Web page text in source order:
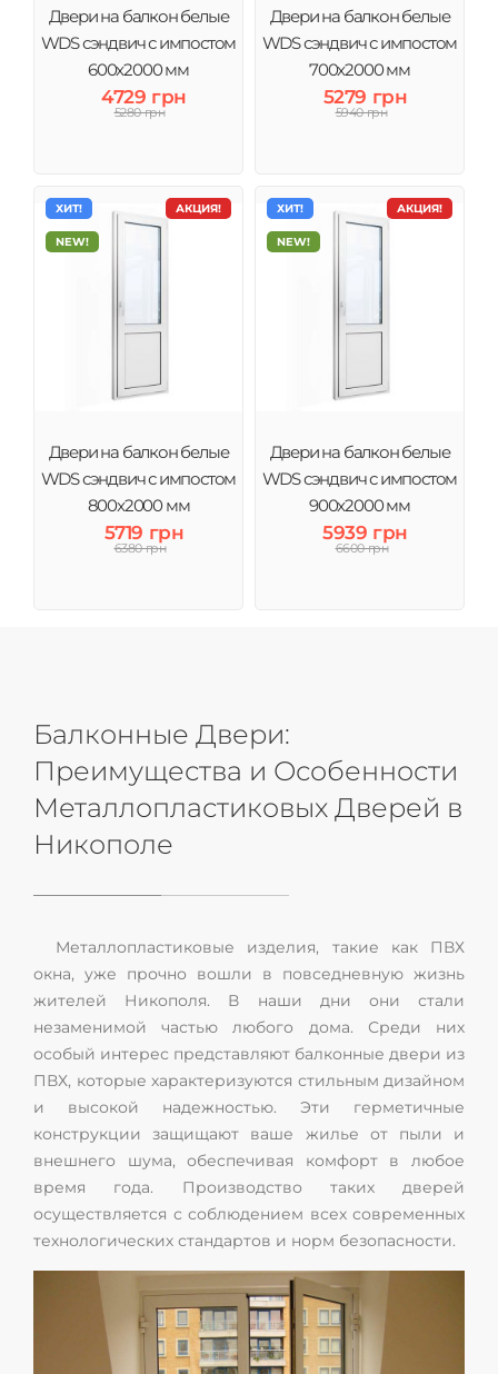
Двери на балкон белые
WDS сэндвич с импостом
600x2000 мм
4729 грн
5280 грн
Двери на балкон белые
WDS сэндвич с импостом
700x2000 мм
5279 грн
5940 грн
АКЦИЯ!
ХИТ!
NEW!
Двери на балкон белые
WDS сэндвич с импостом
800x2000 мм
5719 грн
6380 грн
АКЦИЯ!
ХИТ!
NEW!
Двери на балкон белые
WDS сэндвич с импостом
900x2000 мм
5939 грн
6600 грн
Балконные Двери:
Преимущества и Особенности
Металлопластиковых Дверей в
Никополе
Металлопластиковые изделия, такие как ПВХ
окна, уже прочно вошли в повседневную жизнь
жителей Никополя. В наши дни они стали
незаменимой частью любого дома. Среди них
особый интерес представляют балконные двери из
ПВХ, которые характеризуются стильным дизайном
и высокой надежностью. Эти герметичные
конструкции защищают ваше жилье от пыли и
внешнего шума, обеспечивая комфорт в любое
время года. Производство таких дверей
осуществляется с соблюдением всех современных
технологических стандартов и норм безопасности.